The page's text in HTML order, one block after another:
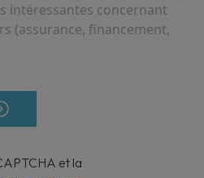
intéressantes concernant
(assurance, financement,
et la